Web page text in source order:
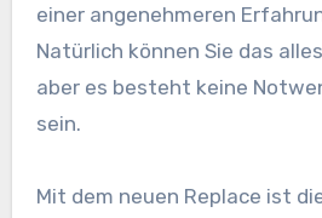
einer angenehmeren
Natürlich können Sie das
aber es besteht keine
sein.
Mit dem neuen Replace ist